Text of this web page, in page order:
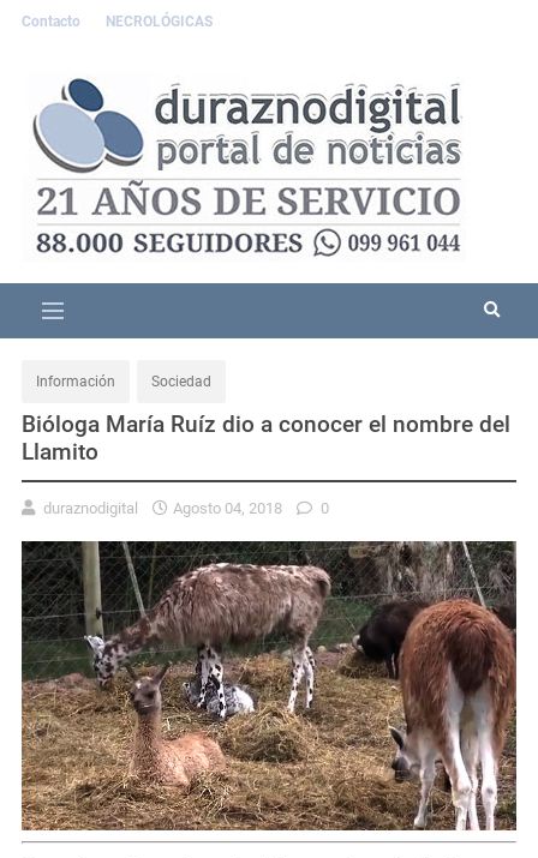
Contacto NECROLÓGICAS
Información Sociedad
Bióloga María Ruíz dio a conocer el nombre del
Llamito
duraznodigital Agosto 04, 2018 0